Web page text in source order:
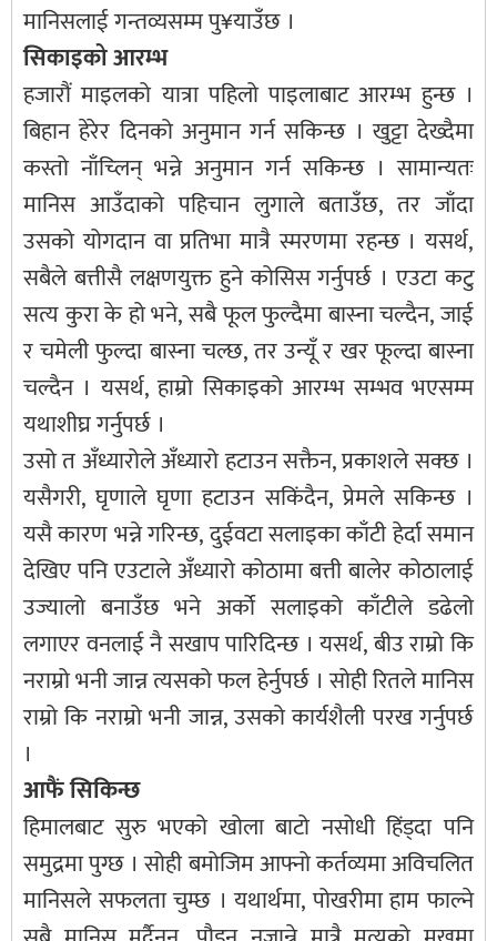
मानिसलाई गन्तव्यसम्म पु¥याउँछ ।
सिकाइको आरम्भ
हजारौं माइलको यात्रा पहिलो पाइलाबाट आरम्भ हुन्छ ।
बिहान हेरेर दिनको अनुमान गर्न सकिन्छ । खुट्टा देख्दैमा
कस्तो नाँच्लिन् भन्ने अनुमान गर्न सकिन्छ । सामान्यतः
मानिस आउँदाको पहिचान लुगाले बताउँछ, तर जाँदा
उसको योगदान वा प्रतिभा मात्रै स्मरणमा रहन्छ । यसर्थ,
सबैले बत्तीसै लक्षणयुक्त हुने कोसिस गर्नुपर्छ । एउटा कटु
सत्य कुरा के हो भने, सबै फूल फुल्दैमा बास्ना चल्दैन, जाई
र चमेली फुल्दा बास्ना चल्छ, तर उन्यूँ र खर फूल्दा बास्ना
चल्दैन । यसर्थ, हाम्रो सिकाइको आरम्भ सम्भव भएसम्म
यथाशीघ्र गर्नुपर्छ ।
उसो त अँध्यारोले अँध्यारो हटाउन सक्तैन, प्रकाशले सक्छ ।
यसैगरी, घृणाले घृणा हटाउन सकिंदैन, प्रेमले सकिन्छ ।
यसै कारण भन्ने गरिन्छ, दुईवटा सलाइका काँटी हेर्दा समान
देखिए पनि एउटाले अँध्यारो कोठामा बत्ती बालेर कोठालाई
उज्यालो बनाउँछ भने अर्को सलाइको काँटीले डढेलो
लगाएर वनलाई नै सखाप पारिदिन्छ । यसर्थ, बीउ राम्रो कि
नराम्रो भनी जान्न त्यसको फल हेर्नुपर्छ । सोही रितले मानिस
राम्रो कि नराम्रो भनी जान्न, उसको कार्यशैली परख गर्नुपर्छ
।
आफैं सिकिन्छ
हिमालबाट सुरु भएको खोला बाटो नसोधी हिंड्दा पनि
समुद्रमा पुग्छ । सोही बमोजिम आफ्नो कर्तव्यमा अविचलित
मानिसले सफलता चुम्छ । यथार्थमा, पोखरीमा हाम फाल्ने